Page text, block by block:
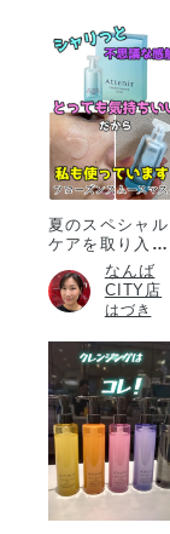
夏のスペシャル
ケアを取り入れ
たい方必見！
なんば
CITY店
はづき